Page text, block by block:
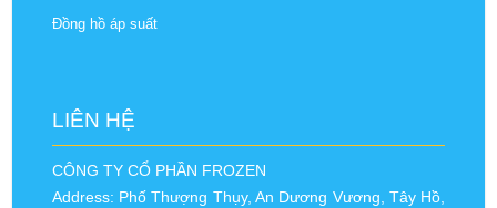
Đồng hồ áp suất
LIÊN HỆ
CÔNG TY CỔ PHẦN FROZEN
Address: Phố Thượng Thụy, An Dương Vương, Tây Hồ,